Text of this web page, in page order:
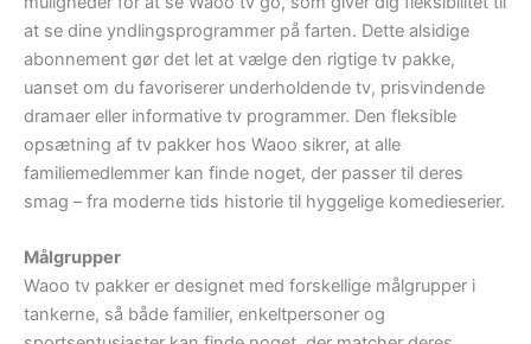
at se dine yndlingsprogrammer på farten. Dette alsidige
abonnement gør det let at vælge den rigtige tv pakke,
uanset om du favoriserer underholdende tv, prisvindende
dramaer eller informative tv programmer. Den fleksible
opsætning af tv pakker hos Waoo sikrer, at alle
familiemedlemmer kan finde noget, der passer til deres
smag – fra moderne tids historie til hyggelige komedieserier.
Målgrupper
Waoo tv pakker er designet med forskellige målgrupper i
tankerne, så både familier, enkeltpersoner og